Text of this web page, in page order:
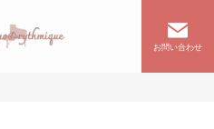
お問い合わせ